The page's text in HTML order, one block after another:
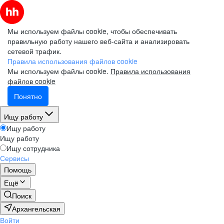
Мы используем файлы cookie, чтобы обеспечивать
правильную работу нашего веб-сайта и анализировать
сетевой трафик.
Правила использования файлов cookie
Мы используем файлы cookie. Правила использования
файлов cookie
Понятно
Ищу работу
Ищу работу
Ищу работу
Ищу сотрудника
Сервисы
Помощь
Ещё
Поиск
Архангельская
Войти